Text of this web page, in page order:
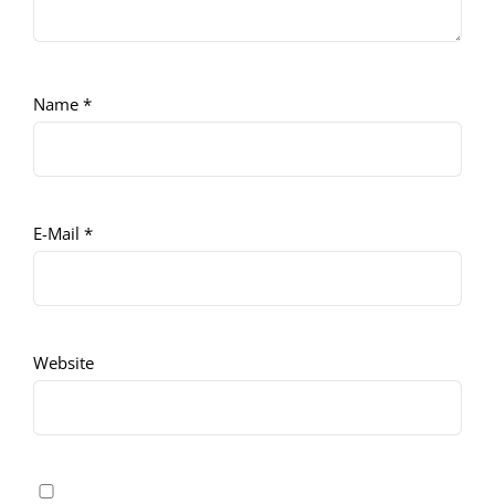
Name *
E-Mail *
Website